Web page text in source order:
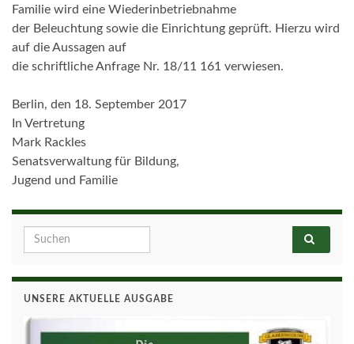
Familie wird eine Wiederinbetriebnahme
der Beleuchtung sowie die Einrichtung geprüft. Hierzu wird
auf die Aussagen auf
die schriftliche Anfrage Nr. 18/11 161 verwiesen.
Berlin, den 18. September 2017
In Vertretung
Mark Rackles
Senatsverwaltung für Bildung,
Jugend und Familie
Search for:
UNSERE AKTUELLE AUSGABE